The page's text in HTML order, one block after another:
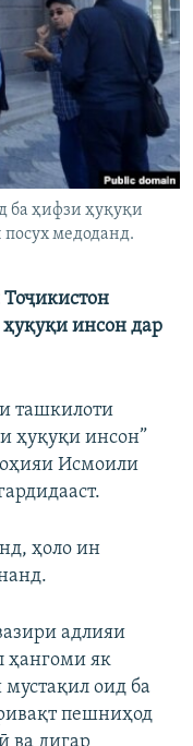
ба ҳифзи ҳуқуқи
медоданд.
инсон дар
ташкилоти
ҳуқуқи инсон”
Исмоили
ҳоло ин
адлияи
ҳангоми як
оид ба
пешниҳод